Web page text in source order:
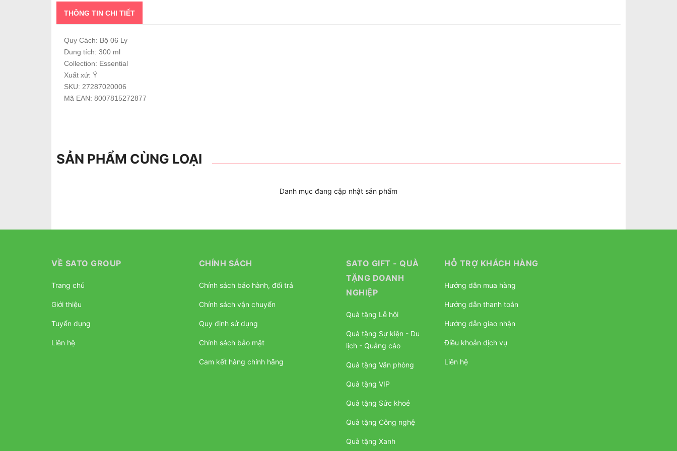
THÔNG TIN CHI TIẾT
Quy Cách: Bộ 06 Ly
Dung tích: 300 ml
Collection: Essential
Xuất xứ: Ý
SKU: 27287020006
Mã EAN: 8007815272877
SẢN PHẨM CÙNG LOẠI
Danh mục đang cập nhật sản phẩm
VỀ SATO GROUP
Trang chủ
Giới thiệu
Tuyển dụng
Liên hệ
CHÍNH SÁCH
Chính sách bảo hành, đổi trả
Chính sách vận chuyển
Quy định sử dụng
Chính sách bảo mật
Cam kết hàng chính hãng
SATO GIFT - QUÀ
TẶNG DOANH
NGHIỆP
Quà tặng Lễ hội
Quà tặng Sự kiện - Du
lịch - Quảng cáo
Quà tặng Văn phòng
Quà tặng VIP
Quà tặng Sức khoẻ
Quà tặng Công nghệ
Quà tặng Xanh
HỖ TRỢ KHÁCH HÀNG
Hướng dẫn mua hàng
Hướng dẫn thanh toán
Hướng dẫn giao nhận
Điều khoản dịch vụ
Liên hệ